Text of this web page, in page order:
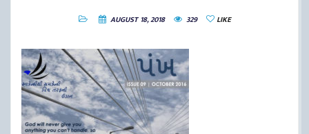
AUGUST 18, 2018 329 LIKE